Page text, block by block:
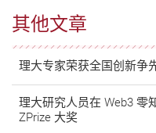
其他文章
理大专家荣获全国创新争
理大研究人员在 Web3
ZPrize 大奖